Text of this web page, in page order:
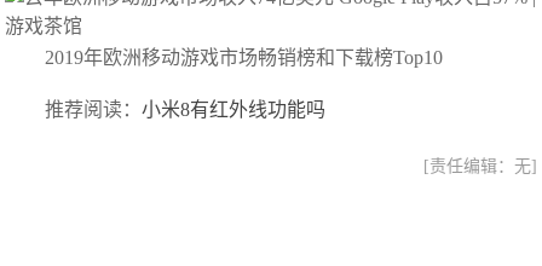
2019年欧洲移动游戏市场畅销榜和下载榜Top10
推荐阅读：小米8有红外线功能吗
[责任编辑：无]